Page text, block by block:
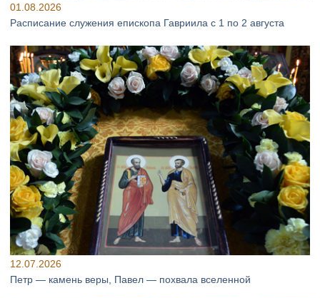
01.08.2026
Расписание служения епископа Гавриила с 1 по 2 августа
12.07.2026
Петр — камень веры, Павел — похвала вселенной